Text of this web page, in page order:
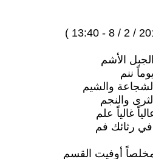
الأشم
ننم
والشيم
والنجم
غالياً علم
رثائك فم
أوفيت القسم